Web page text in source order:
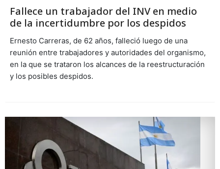
Fallece un trabajador del INV en medio
de la incertidumbre por los despidos
Ernesto Carreras, de 62 años, falleció luego de una
reunión entre trabajadores y autoridades del organismo,
en la que se trataron los alcances de la reestructuración
y los posibles despidos.